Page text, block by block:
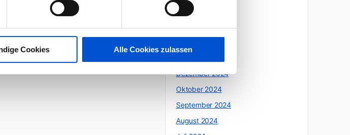
Cookies Alle Cookies zulassen
April 2025
März 2025
Dezember 2024
Oktober 2024
September 2024
August 2024